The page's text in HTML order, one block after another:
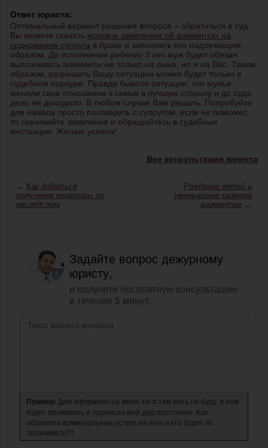
Ответ юриста:
Оптимальный вариант решения вопроса – обратиться в суд.
Вы можете скачать исковое заявление об алиментах на
содержание супруга в браке и заполнить его надлежащим
образом. До исполнения ребенку 3 лет муж будет обязан
выплачивать алименты не только на сына, но и на Вас. Таким
образом, разрешить Вашу ситуацию можно будет только в
судебном порядке. Правда бывали ситуации, что мужья
меняли свое отношение к семье в лучшую сторону и до суда
дело не доходило. В любом случае Вам решать. Попробуйте
для начала просто поговорить с супругом, если не поможет,
то скачивайте заявление и обращайтесь в судебные
инстанции. Желаю успеха!
Все консультации юриста
← Как добиться
получения квартиры по
наследству
Рождение детей и
уменьшение размера
алиментов →
Задайте вопрос дежурному
юристу,
и получите бесплатную консультацию
в течение 5 минут.
Пример: Дом оформлен на меня, но я там жить не буду, в нем
будет проживать и прописан мой дед постоянно. Как
оформить коммунальные услуги на него и кто будет их
оплачивать??